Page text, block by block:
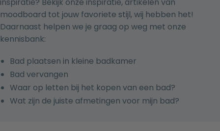
moodboard tot jouw favoriete stijl, wij hebben het!
Daarnaast helpen we je graag op weg met onze
kennisbank:
Bad plaatsen in kleine badkamer
Bad vervangen
Waar op letten bij het kopen van een bad?
Wat zijn de juiste afmetingen voor mijn bad?